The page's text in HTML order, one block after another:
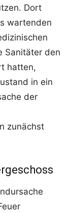
Dort
wartenden
Sanitäter den
hatten,
in ein
der
zunächst